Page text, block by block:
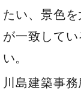
たい、景色
が一致して
い。
川島建築事